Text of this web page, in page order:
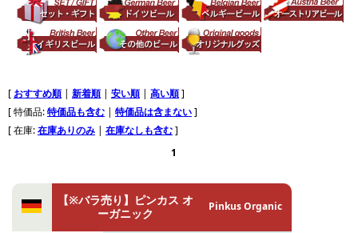
[ おすすめ順 | 新着順 | 安い順 | 高い順]
[ 特価品:特価品も含む | 特価品は含まない]
[ 在庫:在庫ありのみ | 在庫なしも含む]
1
【※バラ売り】ピンカス オ
ーガニック
Pinkus Organic